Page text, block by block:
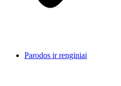
Parodos ir renginiai